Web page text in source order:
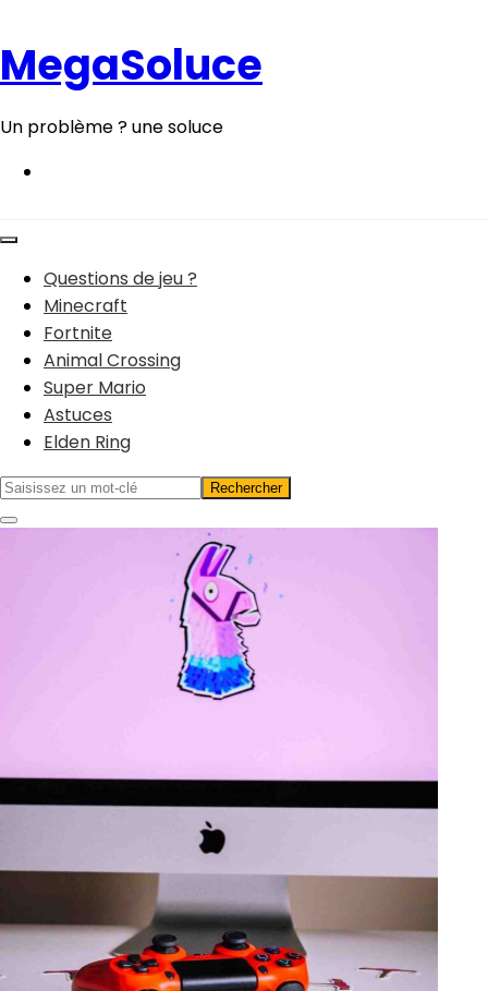
contenu
MegaSoluce
Un problème ? une soluce
Questions de jeu ?
Minecraft
Fortnite
Animal Crossing
Super Mario
Astuces
Elden Ring